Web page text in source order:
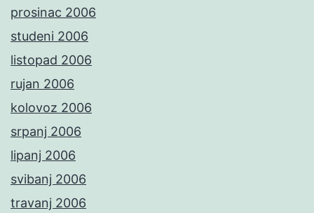
prosinac 2006
studeni 2006
listopad 2006
rujan 2006
kolovoz 2006
srpanj 2006
lipanj 2006
svibanj 2006
travanj 2006